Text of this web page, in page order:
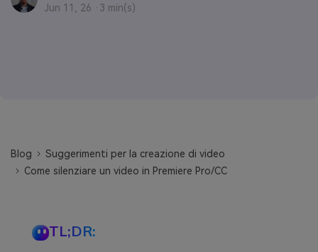
Jun 11, 26 · 3 min(s)
Blog
Suggerimenti per la creazione di video
Come silenziare un video in Premiere Pro/CC
TL;DR: